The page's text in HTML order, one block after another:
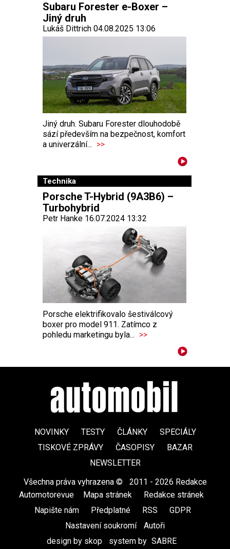
Subaru Forester e-Boxer –
Jiný druh
Lukáš Dittrich 04.08.2025 13:06
Jiný druh. Subaru Forester dlouhodobě
sází především na bezpečnost, komfort
a univerzální... >>
Technika
Porsche T-Hybrid (9A3B6) –
Turbohybrid
Petr Hanke 16.07.2024 13:32
Porsche elektrifikovalo šestiválcový
boxer pro model 911. Zatímco z
pohledu marketingu byla... >>
NOVINKY TESTY ČLÁNKY
SPECIÁLY
TISKOVÉ ZPRÁVY
ČASOPISY
BAZAR
NEWSLETTER
Všechna práva vyhrazena ©
2011 - 2026 Redakce
Automotorevue
Mapa stránek Redakce stránek
Napište nám
Předplatné RSS GDPR
Nastavení soukromí
Autoři
design by skop
system by SABRE